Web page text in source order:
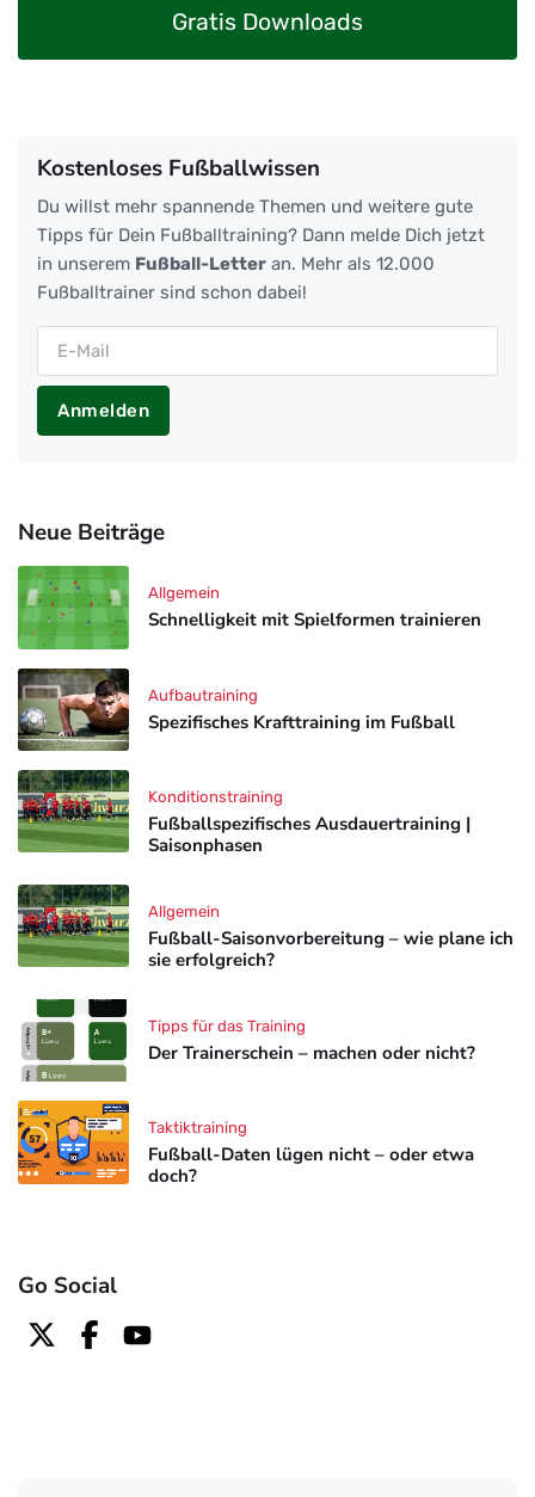
Gratis Downloads
Kostenloses Fußballwissen
Du willst mehr spannende Themen und weitere gute
Tipps für Dein Fußballtraining? Dann melde Dich jetzt
in unserem Fußball-Letter an. Mehr als 12.000
Fußballtrainer sind schon dabei!
Anmelden
Neue Beiträge
Schnelligkeit mit Spielformen trainieren
Allgemein
Spezifisches Krafttraining im Fußball
Aufbautraining
Fußballspezifisches Ausdauertraining |
Saisonphasen
Konditionstraining
Fußball-Saisonvorbereitung – wie plane ich
sie erfolgreich?
Allgemein
Der Trainerschein – machen oder nicht?
Tipps für das Training
Fußball-Daten lügen nicht – oder etwa
doch?
Taktiktraining
Go Social